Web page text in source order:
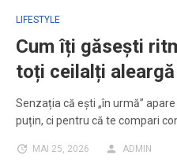
LIFESTYLE
Cum îți găsești
toți ceilalți
Senzația că ești „în urmă”
puțin, ci pentru că te compari
MAI 25, 2026 ADMIN